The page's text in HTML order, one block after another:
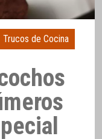
Trucos de Cocina